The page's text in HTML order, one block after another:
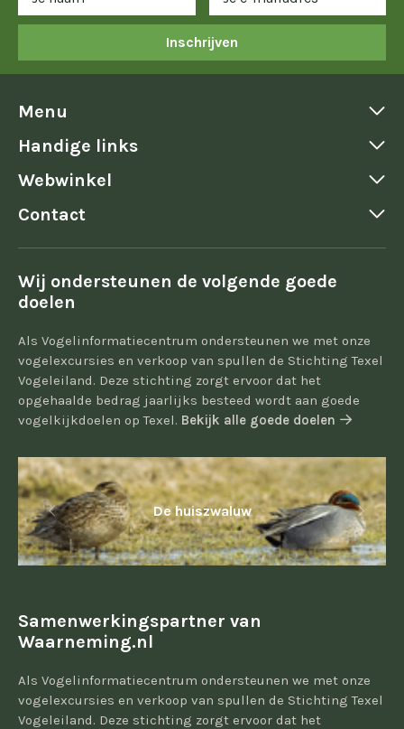
Inschrijven
Menu
Handige links
Webwinkel
Contact
Wij ondersteunen de volgende goede
doelen
Als Vogelinformatiecentrum ondersteunen we met onze
vogelexcursies en verkoop van spullen de Stichting Texel
Vogeleiland. Deze stichting zorgt ervoor dat het
opgehaalde bedrag jaarlijks besteed wordt aan goede
vogelkijkdoelen op Texel. Bekijk alle goede doelen
De huiszwaluw
Samenwerkingspartner van
Waarneming.nl
Als Vogelinformatiecentrum ondersteunen we met onze
vogelexcursies en verkoop van spullen de Stichting Texel
Vogeleiland. Deze stichting zorgt ervoor dat het